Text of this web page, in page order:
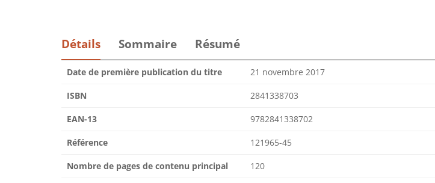
Détails Sommaire Résumé
Date de première publication du titre 21 novembre 2017
ISBN 2841338703
EAN-13 9782841338702
Référence 121965-45
Nombre de pages de contenu principal 120